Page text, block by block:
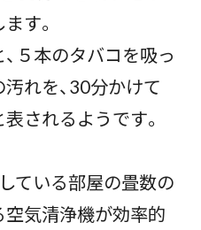
す。
５本のタバコを吸っ
れを、30分かけて
されるようです。
ている部屋の畳数の
気清浄機が効率的